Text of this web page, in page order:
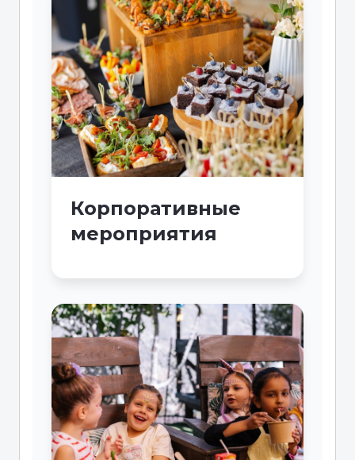
Корпоративные
мероприятия